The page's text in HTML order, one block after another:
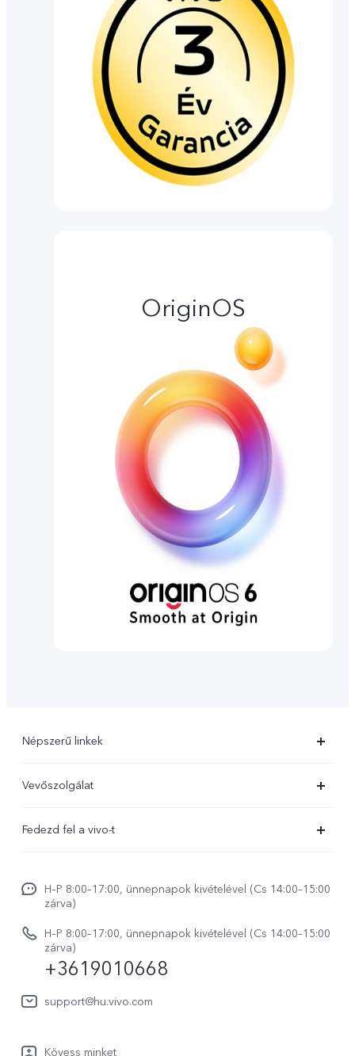
OriginOS
Népszerű linkek
X300 Pro
V70 FE
Y31 5G
vivo Buds Air3
Vevőszolgálat
Rendszerfrissítés
vivo Jótállási Politika
Vevőszolgálati adatvédelmi nyilatkozat
LUT-ok letöltése a Log helyreállításához
Fedezd fel a vivo-t
Jogi szabályozás
Rólunk
vivo Személyes Adatok Védelme
H–P 8:00–17:00, ünnepnapok kivételével (Cs 14:00–15:00
zárva)
H–P 8:00–17:00, ünnepnapok kivételével (Cs 14:00–15:00
zárva)
+3619010668
support@hu.vivo.com
Kövess minket